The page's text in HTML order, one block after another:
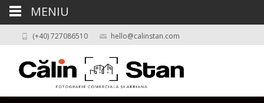
(+40) 727086510 hello@calinstan.com
MENIU